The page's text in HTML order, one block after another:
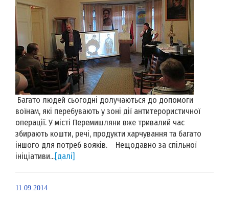
Багато людей сьогодні долучаються до допомоги
воїнам, які перебувають у зоні дії антитерористичної
операції. У місті Перемишляни вже тривалий час
збирають кошти, речі, продукти харчування та багато
іншого для потреб вояків. Нещодавно за спільної
ініціативи...[далі]
11.09.2014